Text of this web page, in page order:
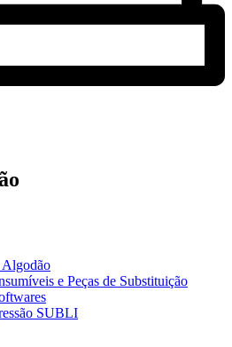
Algodão
e Peças de Substituição
SUBLI